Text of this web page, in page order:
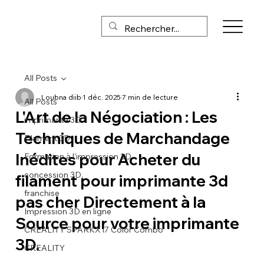
All Posts
imprimante 3D
Filament 3D
Formation à l'impression 3D
concession 3D,
franchise
Impression 3D en ligne
CREALITY SPARKX i7 Color Combo
CREALITY
All Posts
L'Art de la Négociation : Les
Techniques de Marchandage
Inédites pour Acheter du
filament pour imprimante 3d
pas cher Directement à la
Source pour votre imprimante
3D.
Loubna diib1 déc. 20257 min de lecture